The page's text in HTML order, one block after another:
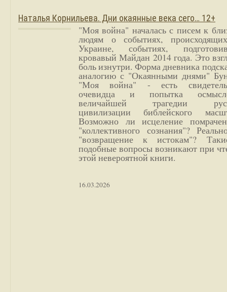
Наталья Корнильева. Дни окаянные века сего… 12+
"Моя война" началась с писем к
людям о событиях,
Украине, событиях,
кровавый Майдан 2014 года. Это
боль изнутри. Форма дневника
аналогию с "Окаянными днями"
"Моя война" - есть
очевидца и попытка
величайшей трагедии
цивилизации библейского
Возможно ли исцеление
"коллективного сознания"?
"возвращение к истокам"?
подобные вопросы возникают при
этой невероятной книги.
16.03.2026